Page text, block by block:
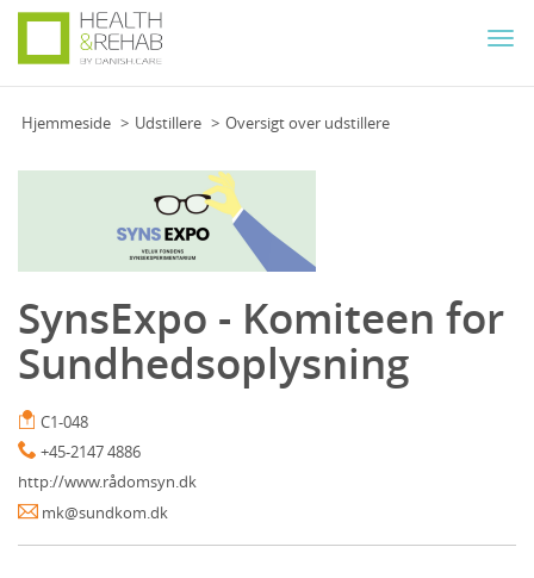
Hjemmeside Udstillere Oversigt over udstillere
SynsExpo - Komiteen for
Sundhedsoplysning
C1-048
+45-2147 4886
http://www.rådomsyn.dk
mk@sundkom.dk